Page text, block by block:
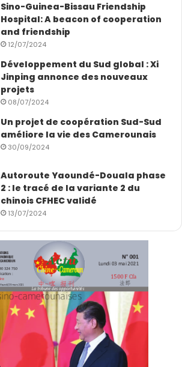
Sino-Guinea-Bissau Friendship
Hospital: A beacon of cooperation
and friendship
12/07/2024
Développement du Sud global : Xi
Jinping annonce des nouveaux
projets
08/07/2024
Un projet de coopération Sud-Sud
améliore la vie des Camerounais
30/09/2024
Autoroute Yaoundé-Douala phase
2 : le tracé de la variante 2 du
chinois CFHEC validé
13/07/2024